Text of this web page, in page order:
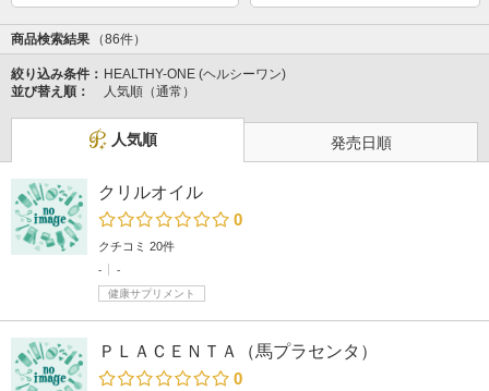
商品検索結果 （86件）
絞り込み条件： HEALTHY-ONE (ヘルシーワン)
並び替え順：
人気順（通常）
人気順 発売日順
クリルオイル
0
クチコミ 20件
-
-
健康サプリメント
ＰＬＡＣＥＮＴＡ（馬プラセンタ）
0